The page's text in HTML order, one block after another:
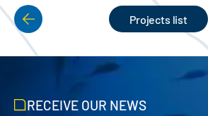
PAGINATION
Projects list
RECEIVE OUR NEWS